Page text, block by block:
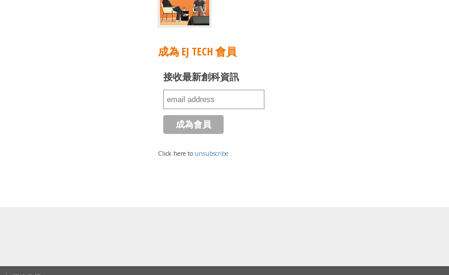
成為 EJ TECH 會員
接收最新創科資訊
Click here to unsubscribe